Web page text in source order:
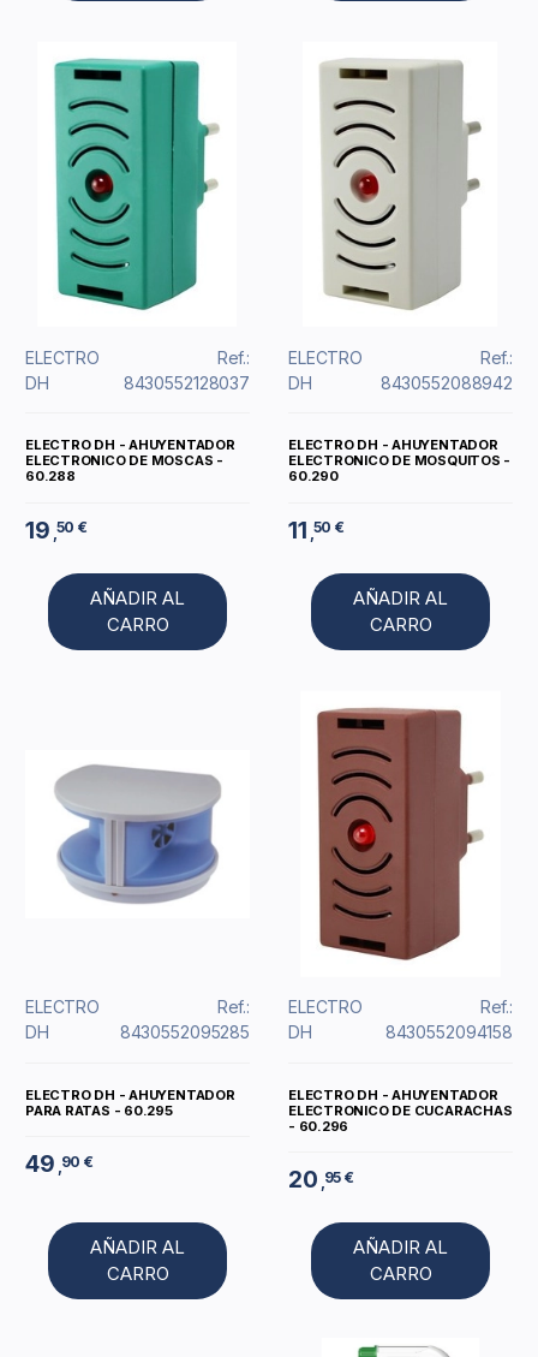
ELECTRO
DH
Ref.:
8430552128037
ELECTRO DH - AHUYENTADOR
ELECTRONICO DE MOSCAS -
60.288
19 ,50 €
AÑADIR AL
CARRO
ELECTRO
DH
Ref.:
8430552088942
ELECTRO DH - AHUYENTADOR
ELECTRONICO DE MOSQUITOS -
60.290
11 ,50 €
AÑADIR AL
CARRO
ELECTRO
DH
Ref.:
8430552095285
ELECTRO DH - AHUYENTADOR
PARA RATAS - 60.295
49 ,90 €
AÑADIR AL
CARRO
ELECTRO
DH
Ref.:
8430552094158
ELECTRO DH - AHUYENTADOR
ELECTRONICO DE CUCARACHAS
- 60.296
20 ,95 €
AÑADIR AL
CARRO